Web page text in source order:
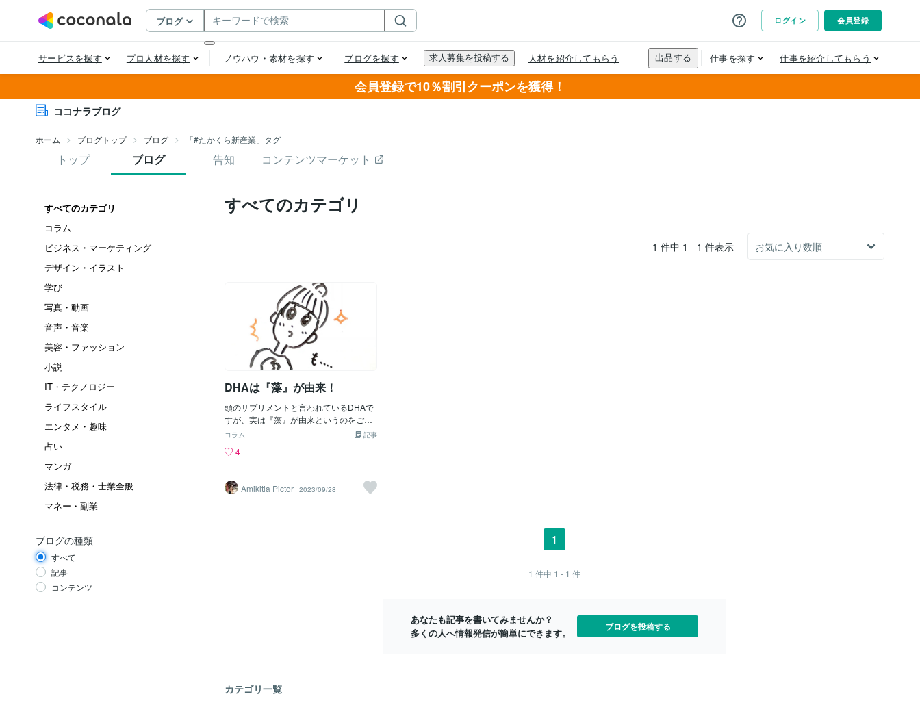
会員登録で10％割引クーポンを獲得！
ココナラブログ
ホーム ブログトップ ブログ 「#たかくら新産業」タグ
トップ ブログ 告知 コンテンツマーケット
すべてのカテゴリ
コラム
ビジネス・マーケティング
デザイン・イラスト
学び
写真・動画
音声・音楽
美容・ファッション
小説
IT・テクノロジー
ライフスタイル
エンタメ・趣味
占い
マンガ
法律・税務・士業全般
マネー・副業
ブログの種類
すべて
記事
コンテンツ
すべてのカテゴリ
1 件中 1 - 1 件表示
DHAは『藻』が由来！
頭のサプリメントと言われているDHAで
すが、実は『藻』が由来というのをご存
じでしたか？私はこの動画の依頼をいた
くれば「青魚」！！！ですよね？実はそ
にDHAやEPAが含まれていて、それをプ
ランクトンが食べ、小魚が食べ……、生
これも私がサプリメントを摂るもう一つ
記事
コラム
4
Amikitia Pictor 2023/09/28
1
1 件中 1 - 1 件
あなたも記事を書いてみませんか？
多くの人へ情報発信が簡単にできます。
ブログを投稿する
カテゴリ一覧